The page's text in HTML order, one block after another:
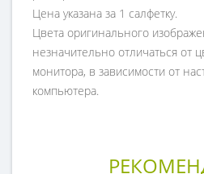
Цена указана за 1 салфетку.
Цвета оригинального
незначительно отличаться от
монитора, в зависимости от
компьютера.